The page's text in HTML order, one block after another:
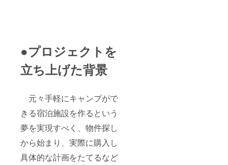
●プロジェクトを
立ち上げた背景
元々手軽にキャンプがで
きる宿泊施設を作るという
夢を実現すべく、物件探し
から始まり、実際に購入し
具体的な計画をたてるなど